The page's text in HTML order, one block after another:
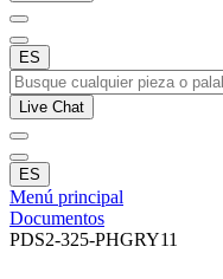
ES
Live Chat
ES
Menú principal
Documentos
PDS2-325-PHGRY11